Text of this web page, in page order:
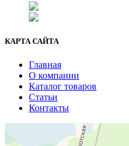
КАРТА САЙТА
Главная
О компании
Каталог товаров
Статьи
Контакты